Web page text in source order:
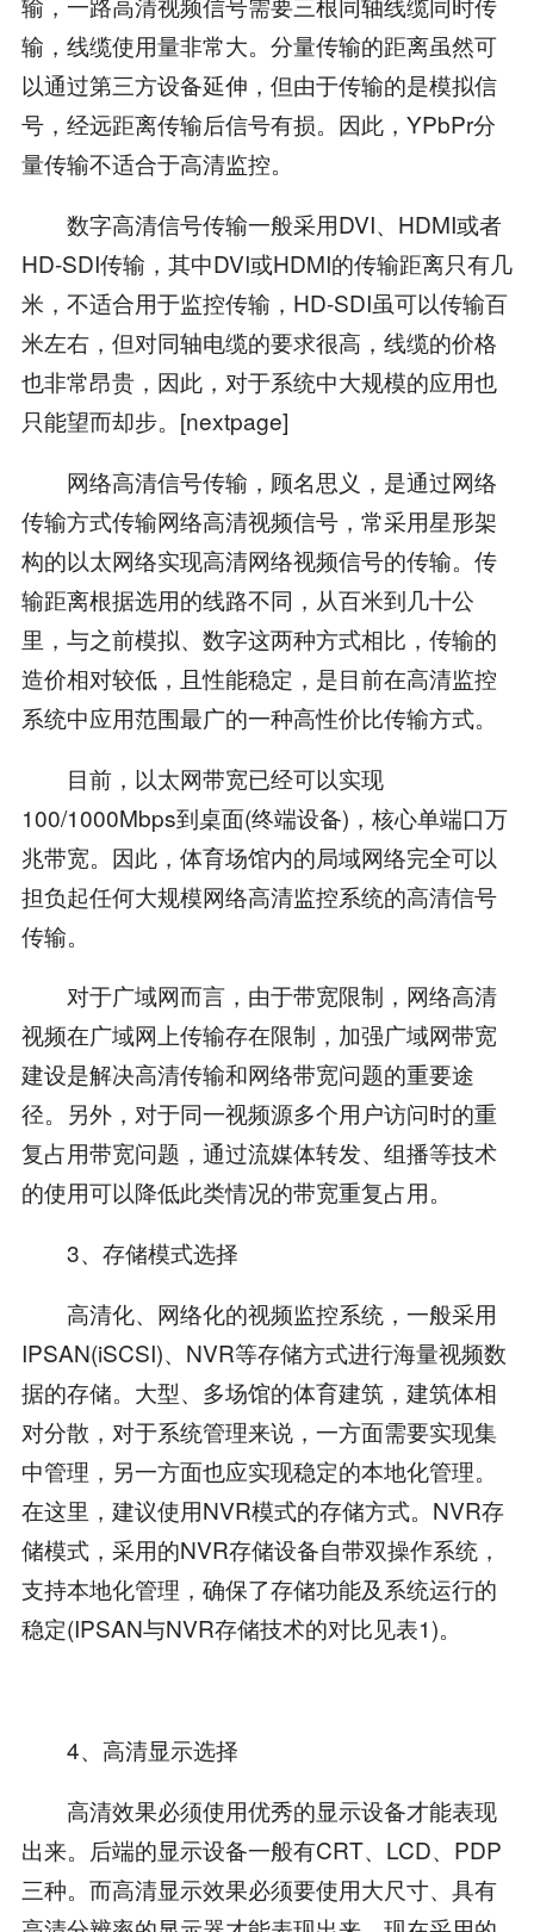
输，线缆使用量非常大。分量传输的距离虽然可
以通过第三方设备延伸，但由于传输的是模拟信
号，经远距离传输后信号有损。因此，YPbPr分
量传输不适合于高清监控。
数字高清信号传输一般采用DVI、HDMI或者
HD-SDI传输，其中DVI或HDMI的传输距离只有几
米，不适合用于监控传输，HD-SDI虽可以传输百
米左右，但对同轴电缆的要求很高，线缆的价格
也非常昂贵，因此，对于系统中大规模的应用也
只能望而却步。[nextpage]
网络高清信号传输，顾名思义，是通过网络
传输方式传输网络高清视频信号，常采用星形架
构的以太网络实现高清网络视频信号的传输。传
输距离根据选用的线路不同，从百米到几十公
里，与之前模拟、数字这两种方式相比，传输的
造价相对较低，且性能稳定，是目前在高清监控
系统中应用范围最广的一种高性价比传输方式。
目前，以太网带宽已经可以实现
100/1000Mbps到桌面(终端设备)，核心单端口万
兆带宽。因此，体育场馆内的局域网络完全可以
担负起任何大规模网络高清监控系统的高清信号
传输。
对于广域网而言，由于带宽限制，网络高清
视频在广域网上传输存在限制，加强广域网带宽
建设是解决高清传输和网络带宽问题的重要途
径。另外，对于同一视频源多个用户访问时的重
复占用带宽问题，通过流媒体转发、组播等技术
的使用可以降低此类情况的带宽重复占用。
3、存储模式选择
高清化、网络化的视频监控系统，一般采用
IPSAN(iSCSI)、NVR等存储方式进行海量视频数
据的存储。大型、多场馆的体育建筑，建筑体相
对分散，对于系统管理来说，一方面需要实现集
中管理，另一方面也应实现稳定的本地化管理。
在这里，建议使用NVR模式的存储方式。NVR存
储模式，采用的NVR存储设备自带双操作系统，
支持本地化管理，确保了存储功能及系统运行的
稳定(IPSAN与NVR存储技术的对比见表1)。
4、高清显示选择
高清效果必须使用优秀的显示设备才能表现
出来。后端的显示设备一般有CRT、LCD、PDP
三种。而高清显示效果必须要使用大尺寸、具有